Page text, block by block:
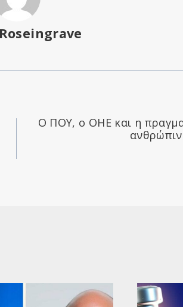
Ο ΠΟΥ, ο ΟΗΕ και η